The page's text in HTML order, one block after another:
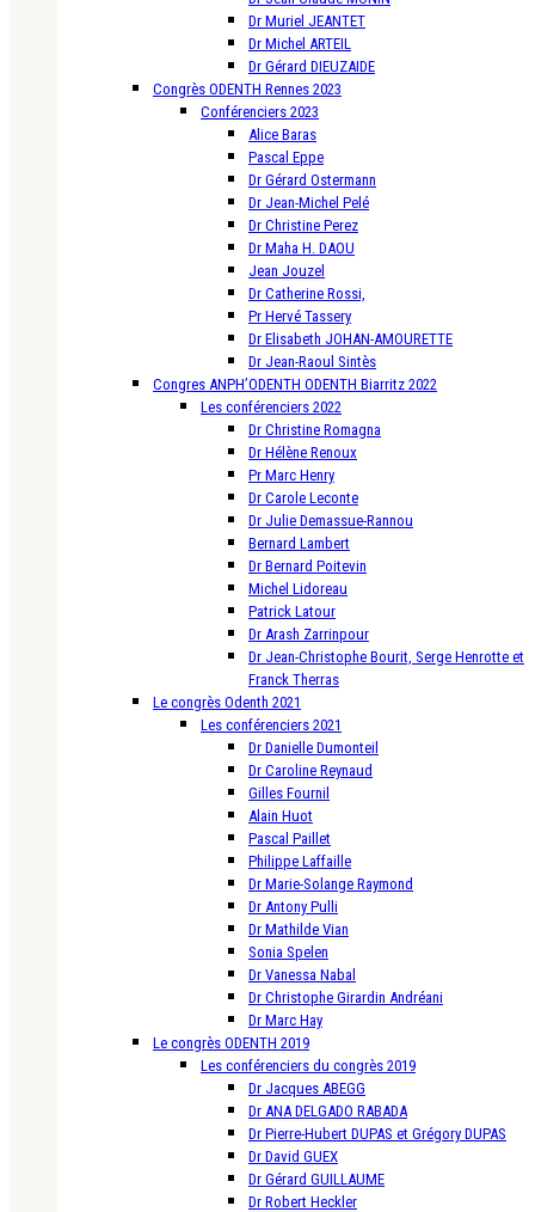
Dr Muriel JEANTET
Dr Michel ARTEIL
Dr Gérard DIEUZAIDE
Congrès ODENTH Rennes 2023
Conférenciers 2023
Alice Baras
Pascal Eppe
Dr Gérard Ostermann
Dr Jean-Michel Pelé
Dr Christine Perez
Dr Maha H. DAOU
Jean Jouzel
Dr Catherine Rossi,
Pr Hervé Tassery
Dr Elisabeth JOHAN-AMOURETTE
Dr Jean-Raoul Sintès
Congres ANPH’ODENTH ODENTH Biarritz 2022
Les conférenciers 2022
Dr Christine Romagna
Dr Hélène Renoux
Pr Marc Henry
Dr Carole Leconte
Dr Julie Demassue-Rannou
Bernard Lambert
Dr Bernard Poitevin
Michel Lidoreau
Patrick Latour
Dr Arash Zarrinpour
Dr Jean-Christophe Bourit, Serge Henrotte et
Franck Therras
Le congrès Odenth 2021
Les conférenciers 2021
Dr Danielle Dumonteil
Dr Caroline Reynaud
Gilles Fournil
Alain Huot
Pascal Paillet
Philippe Laffaille
Dr Marie-Solange Raymond
Dr Antony Pulli
Dr Mathilde Vian
Sonia Spelen
Dr Vanessa Nabal
Dr Christophe Girardin Andréani
Dr Marc Hay
Le congrès ODENTH 2019
Les conférenciers du congrès 2019
Dr Jacques ABEGG
Dr ANA DELGADO RABADA
Dr Pierre-Hubert DUPAS et Grégory DUPAS
Dr David GUEX
Dr Gérard GUILLAUME
Dr Robert Heckler